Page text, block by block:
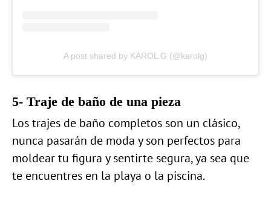
A post shared by KAROL G (@karolg)
5- Traje de baño de una pieza
Los trajes de baño completos son un clásico,
nunca pasarán de moda y son perfectos para
moldear tu figura y sentirte segura, ya sea que
te encuentres en la playa o la piscina.